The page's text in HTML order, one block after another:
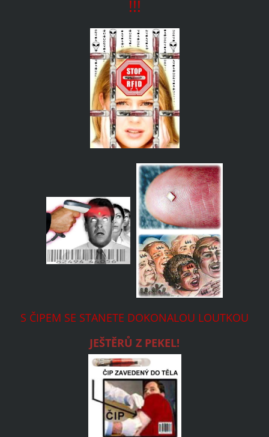
!!!
S ČIPEM SE STANETE DOKONALOU LOUTKOU
JEŠTĚRŮ Z PEKEL!